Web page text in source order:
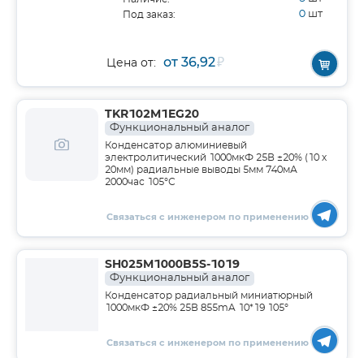
Под заказ: 0 шт
Цена от: от 36,92₽
TKR102M1EG20
Функциональный аналог
Конденсатор алюминиевый
электролитический 1000мкФ 25В ±20% (10 х
20мм) радиальные выводы 5мм 740мА
2000час 105°С
Связаться с инженером по применению
SH025M1000B5S-1019
Функциональный аналог
Конденсатор радиальный миниатюрный
1000мкФ ±20% 25В 855mA 10*19 105°
Связаться с инженером по применению